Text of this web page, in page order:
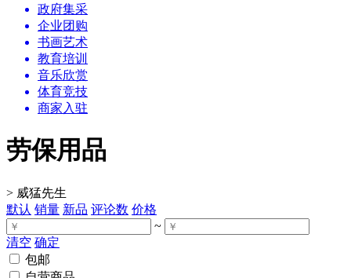
政府集采
企业团购
书画艺术
教育培训
音乐欣赏
体育竞技
商家入驻
劳保用品
> 威猛先生
默认 销量 新品 评论数 价格
~
清空 确定
包邮